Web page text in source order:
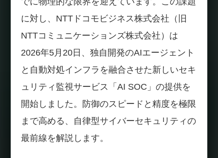
に対し、NTTドコモビジネス株式会社（旧
NTTコミュニケーションズ株式会社）は
2026年5月20日、独自開発のAIエージェント
と自動対処インフラを融合させた新しいセキ
ュリティ監視サービス「AI SOC」の提供を
開始しました。防御のスピードと精度を極限
まで高める、自律型サイバーセキュリティの
最前線を解説します。